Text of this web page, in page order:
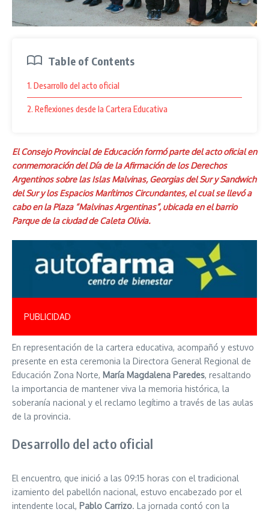
Table of Contents
1. Desarrollo del acto oficial
2. Reflexiones desde la Cartera Educativa
El Consejo Provincial de Educación formó parte del acto oficial en
conmemoración del Día de la Afirmación de los Derechos
Argentinos sobre las Islas Malvinas, Georgias del Sur y Sandwich
del Sur y los Espacios Marítimos Circundantes, el cual se llevó a
cabo en la Plaza “Malvinas Argentinas”, ubicada en el barrio
Parque de la ciudad de Caleta Olivia.
PUBLICIDAD
En representación de la cartera educativa, acompañó y estuvo
presente en esta ceremonia la Directora General Regional de
Educación Zona Norte, María Magdalena Paredes, resaltando
la importancia de mantener viva la memoria histórica, la
soberanía nacional y el reclamo legítimo a través de las aulas
de la provincia.
Desarrollo del acto oficial
El encuentro, que inició a las 09:15 horas con el tradicional
izamiento del pabellón nacional, estuvo encabezado por el
intendente local, Pablo Carrizo. La jornada contó con la